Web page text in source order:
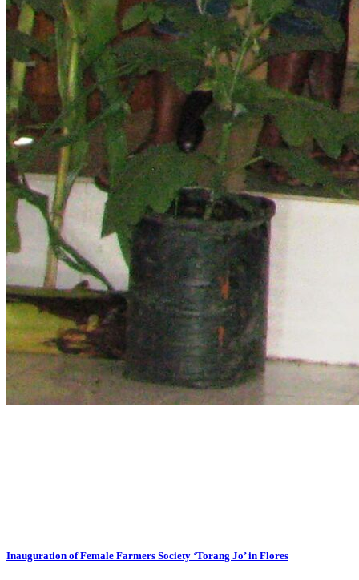
Inauguration of Female Farmers Society ‘Torang Jo’ in Flores